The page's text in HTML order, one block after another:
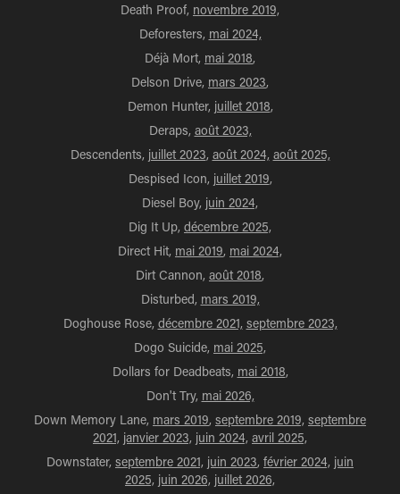
Death Proof, novembre 2019,
Deforesters, mai 2024,
Déjà Mort, mai 2018,
Delson Drive, mars 2023,
Demon Hunter, juillet 2018,
Deraps, août 2023,
Descendents, juillet 2023, août 2024, août 2025,
Despised Icon, juillet 2019,
Diesel Boy, juin 2024,
Dig It Up, décembre 2025,
Direct Hit, mai 2019, mai 2024,
Dirt Cannon, août 2018,
Disturbed, mars 2019,
Doghouse Rose, décembre 2021, septembre 2023,
Dogo Suicide, mai 2025,
Dollars for Deadbeats, mai 2018,
Don't Try, mai 2026,
Down Memory Lane, mars 2019, septembre 2019, septembre
2021, janvier 2023, juin 2024, avril 2025,
Downstater, septembre 2021, juin 2023, février 2024, juin
2025, juin 2026, juillet 2026,